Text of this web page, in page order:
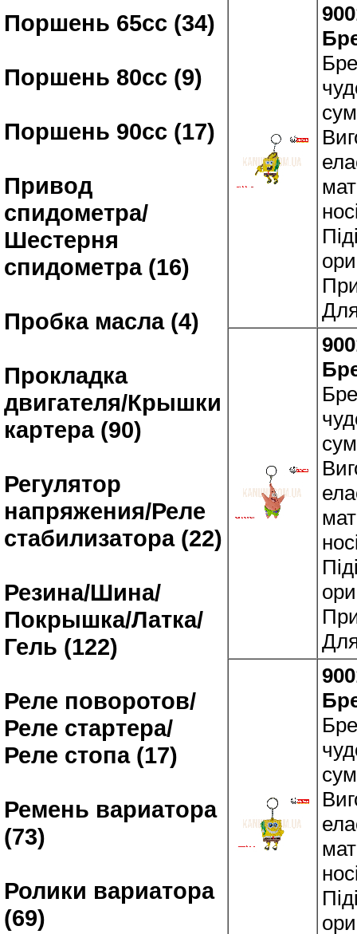
Поршень 65сс (34)
Поршень 80сс (9)
Поршень 90сс (17)
Привод
спидометра/
Шестерня
спидометра (16)
Пробка масла (4)
Прокладка
двигателя/Крышки
картера (90)
Регулятор
напряжения/Реле
стабилизатора (22)
Резина/Шина/
Покрышка/Латка/
Гель (122)
Реле поворотов/
Реле стартера/
Реле стопа (17)
Ремень вариатора
(73)
Ролики вариатора
(69)